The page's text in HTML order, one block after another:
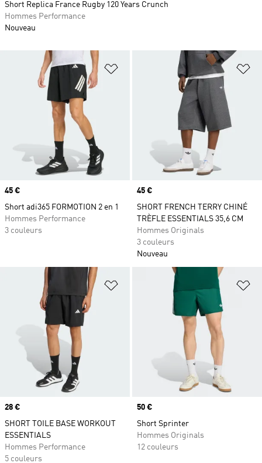
Ajouter à la Liste de produits
Prix
45 €
Short adi365 FORMOTION 2 en 1
Hommes Performance
3 couleurs
Prix
45 €
SHORT FRENCH TERRY CHINÉ
TRÈFLE ESSENTIALS 35,6 CM
Hommes Originals
3 couleurs
Nouveau
Ajouter à la Liste de produits
Prix
28 €
SHORT TOILE BASE WORKOUT
ESSENTIALS
Hommes Performance
5 couleurs
Prix
50 €
Short Sprinter
Hommes Originals
12 couleurs
Short Replica France Rugby 120 Years Crunch
Hommes Performance
Nouveau